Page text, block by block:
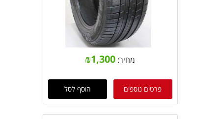
מחיר: ₪1,300
פרטים נוספים הוסף לסל